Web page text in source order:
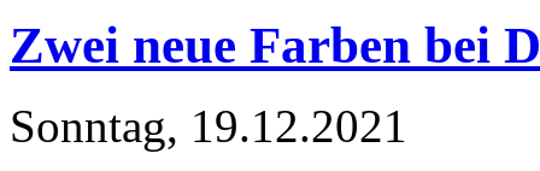
Zwei neue Farben bei
Sonntag, 19.12.2021